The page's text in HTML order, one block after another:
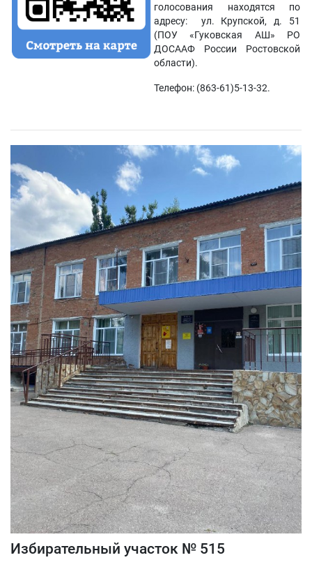
голосования находятся по
адресу: ул. Крупской, д. 51
(ПОУ «Гуковская АШ» РО
ДОСААФ России Ростовской
области).
Телефон: (863-61)5-13-32.
Избирательный участок № 515